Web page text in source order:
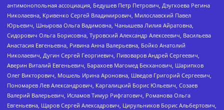
антимонопольная ассоциация, Бедушев Петр Петрович, Дзугкоева Регина
Николаевна, Кривенко Сергей Владимирович, Милославский Павел
Юрьевич, Шнырова Ольга Вадимовна, Чанышева Лилия Айратовна,
Сидорович Ольга Борисовна, Туровский Александр Алексеевич, Васильева
Анастасия Евгеньевна, Ривина Анна Валерьевна, Бойко Анатолий
Николаевич, Дугин Сергей Георгиевич, Пивоваров Андрей Сергеевич,
Аверин Виталий Евгеньевич, Барахоев Магомед Бекханович, Шарипков
Олег Викторович, Мошель Ирина Ароновна, Шведов Григорий Сергеевич,
Пономарев Лев Александрович, Каргалицкий Борис Юльевич, Созаев
Валерий Валерьевич, Исламов Тимур Рифгатович, Романова Ольга
Евгеньевна, Щаров Сергей Алексадрович, Цирульников Борис Альбертович,